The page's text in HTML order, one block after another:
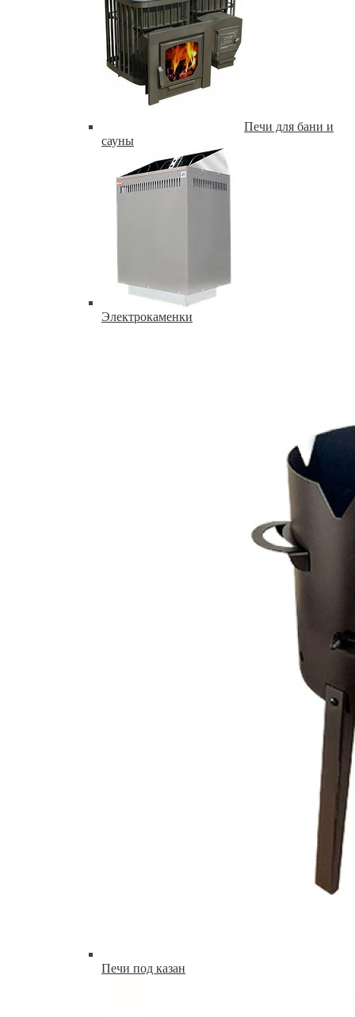
Печи для бани и
сауны
Электрокаменки
Печи под казан